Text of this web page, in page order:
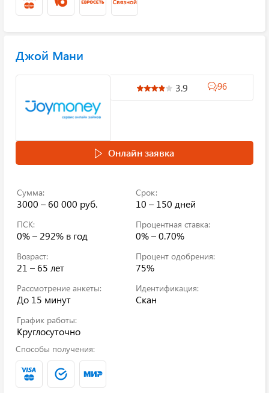
Джой Мани
3.9 96
Онлайн заявка
Сумма:
3000 – 60 000 руб.
Срок:
10 – 150 дней
ПСК:
0% – 292% в год
Процентная ставка:
0% – 0.70%
Возраст:
21 – 65 лет
Процент одобрения:
75%
Рассмотрение анкеты:
До 15 минут
Идентификация:
Скан
График работы:
Круглосуточно
Способы получения: